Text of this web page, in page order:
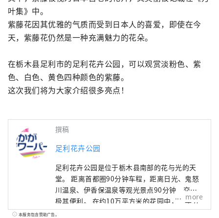
叶集》中。
紫藤花因其优雅的气质而受到日本人的喜爱，即使在今
天，紫藤花仍然是一种充满魅力的花朵。
在栃木县足利市的足利花卉公园，可以观赏淡粉色、紫
色、白色、黄色四种颜色的紫藤。
这次我们将为大家介绍很多亮点！
撰稿
足利花卉公园
足利花卉公园是位于栃木县南部的花与光的天
堂。 距离首都圈90分钟车程，距离日光、鬼怒
川温泉、伊香保温泉等观光景点90分钟，交通
极其便利。 在约10万平方米的花园中，一年分
为8个阶段，您可以欣赏到每个季节的主角花
more
本服务包含赞助广告。